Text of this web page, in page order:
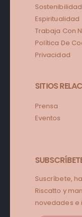
Sostenibilidad
Espiritualidad
Trabaja Con
Política De
Privacidad
SITIOS
Prensa
Eventos
Suscríbete,
Riscatto y
novedades e